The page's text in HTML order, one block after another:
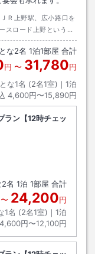
Ｒ上野駅、広小路口を
スロード上野という通
。
な2名 1泊1部屋 合計
円 〜 31,780円
な1名 (2名1室)｜ 1泊
4,600円〜15,890円
ラン【12時チェッ
2名 1泊 1部屋 合計
〜 24,200円
1名 (2名1室)｜ 1泊
4,600円〜12,100円